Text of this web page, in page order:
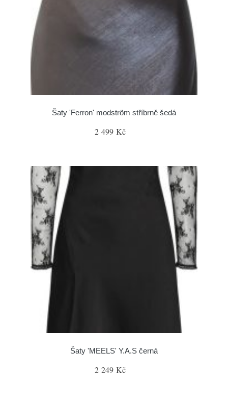
Šaty 'Ferron' modström stříbrně šedá
2 499 Kč
Šaty 'MEELS' Y.A.S černá
2 249 Kč